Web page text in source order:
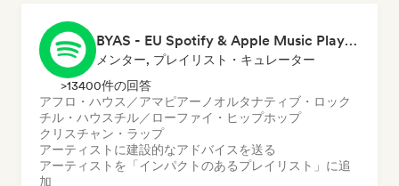
BYAS - EU Spotify & Apple Music Playlists
メンター, プレイリスト・キュレーター
>13400件の回答
アフロ・ハウス／アマピアーノ オルタナティブ・ロック
チル・ハウスチル／ローファイ・ヒップホップ
クリスチャン・ラップ
アーティストに建設的なアドバイスを送る
アーティストを「インパクトのあるプレイリスト」に追
加